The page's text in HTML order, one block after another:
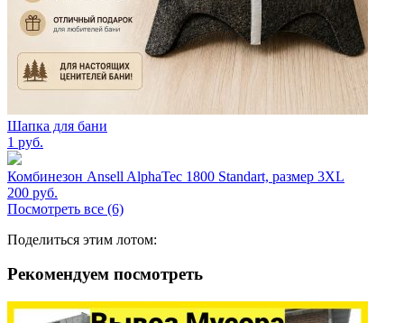
Шапка для бани
1 руб.
Комбинезон Ansell AlphaTec 1800 Standart, размер 3XL
200 руб.
Посмотреть все (6)
Поделиться этим лотом:
Рекомендуем посмотреть